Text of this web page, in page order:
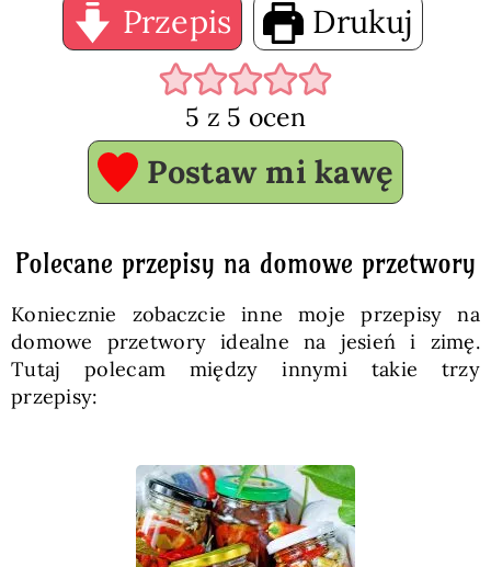
Przepis Drukuj
5 z 5 ocen
Postaw mi kawę
Polecane przepisy na domowe przetwory
Koniecznie zobaczcie inne moje przepisy na
domowe przetwory idealne na jesień i zimę.
Tutaj polecam między innymi takie trzy
przepisy: